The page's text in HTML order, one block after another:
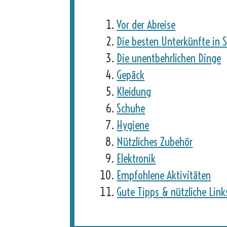
Vor der Abreise
Die besten Unterkünfte in
Die unentbehrlichen Dinge
Gepäck
Kleidung
Schuhe
Hygiene
Nützliches Zubehör
Elektronik
Empfohlene Aktivitäten
Gute Tipps & nützliche